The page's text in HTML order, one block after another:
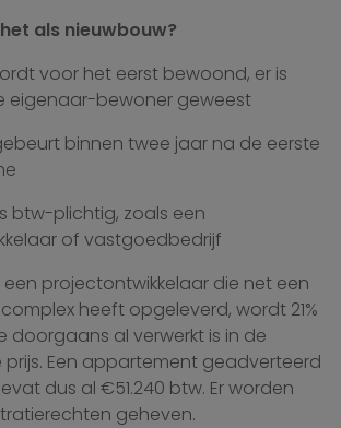
als nieuwbouw?
voor het eerst bewoond, er is
eigenaar-bewoner geweest
binnen twee jaar na de eerste
btw-plichtig, zoals een
of vastgoedbedrijf
projectontwikkelaar die net een
heeft opgeleverd, wordt 21%
doorgaans al verwerkt is in de
Een appartement geadverteerd
dus al €51.240 btw. Er worden
geheven.